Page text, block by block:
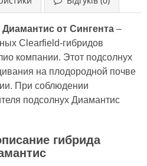
от Сингента –
Clearfield-гибридов
компании. Этот подсолнух
на плодородной почве
При соблюдении
подсолнух Диамантис
гибрида